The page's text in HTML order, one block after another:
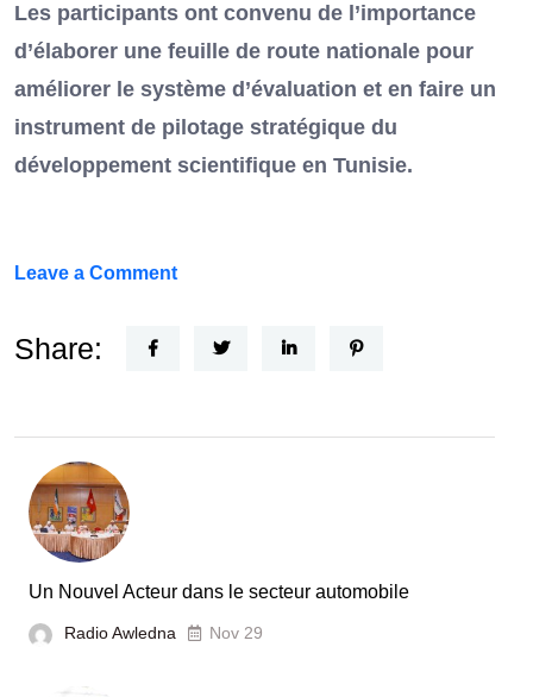
Les participants ont convenu de l’importance
d’élaborer une feuille de route nationale pour
améliorer le système d’évaluation et en faire un
instrument de pilotage stratégique du
développement scientifique en Tunisie.
Leave a Commenton
Horizon
la
France
Share:
Un Nouvel Acteur dans le secteur automobile
Radio Awledna Nov 29